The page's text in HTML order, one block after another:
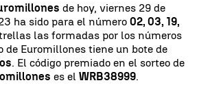
de hoy, viernes 29 de
ha sido para el número 02, 03, 19,
las formadas por los números
de Euromillones tiene un bote de
. El código premiado en el sorteo de
es el WRB38999.